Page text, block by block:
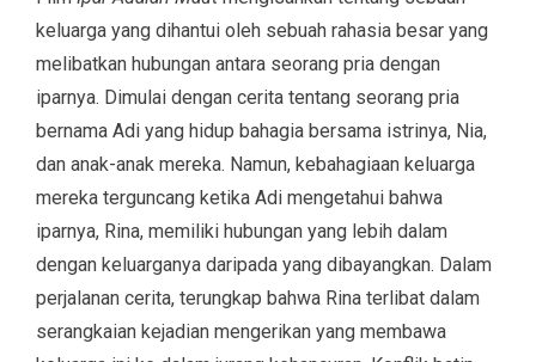
keluarga yang dihantui oleh sebuah rahasia besar yang
melibatkan hubungan antara seorang pria dengan
iparnya. Dimulai dengan cerita tentang seorang pria
bernama Adi yang hidup bahagia bersama istrinya, Nia,
dan anak-anak mereka. Namun, kebahagiaan keluarga
mereka terguncang ketika Adi mengetahui bahwa
iparnya, Rina, memiliki hubungan yang lebih dalam
dengan keluarganya daripada yang dibayangkan. Dalam
perjalanan cerita, terungkap bahwa Rina terlibat dalam
serangkaian kejadian mengerikan yang membawa